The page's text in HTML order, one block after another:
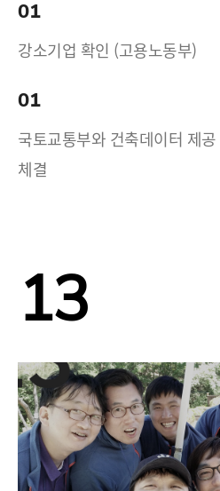
01
강소기업 확인 (고용노동부)
01
국토교통부와 건축데이터 제
체결
13